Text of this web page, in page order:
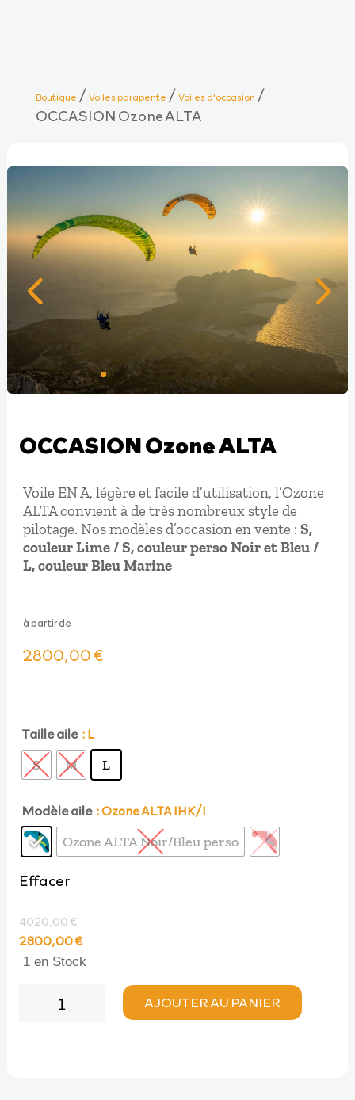
Boutique /Voiles parapente /Voiles d'occasion /
OCCASION Ozone ALTA
OCCASION Ozone ALTA
Voile EN A, légère et facile d’utilisation, l’Ozone
ALTA convient à de très nombreux style de
pilotage. Nos modèles d’occasion en vente : S,
couleur Lime / S, couleur perso Noir et Bleu /
L, couleur Bleu Marine
à partir de
2800,00€
Taille aile : L
S M L
Modèle aile : Ozone ALTA IHK/I
Ozone ALTA Noir/Bleu perso
Effacer
4020,00€
Le
prix
était :
4020,00 €.
2800,00€Le
prix
2800,00 €.
1 en Stock
AJOUTER AU PANIER